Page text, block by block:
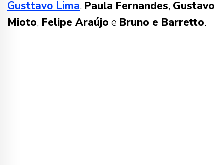
Gusttavo Lima, Paula Fernandes, Gustavo
Mioto, Felipe Araújo e Bruno e Barretto.